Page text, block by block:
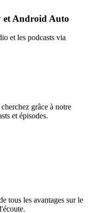
et Android Auto
et les podcasts via
grâce à notre
et épisodes.
tous les avantages sur le